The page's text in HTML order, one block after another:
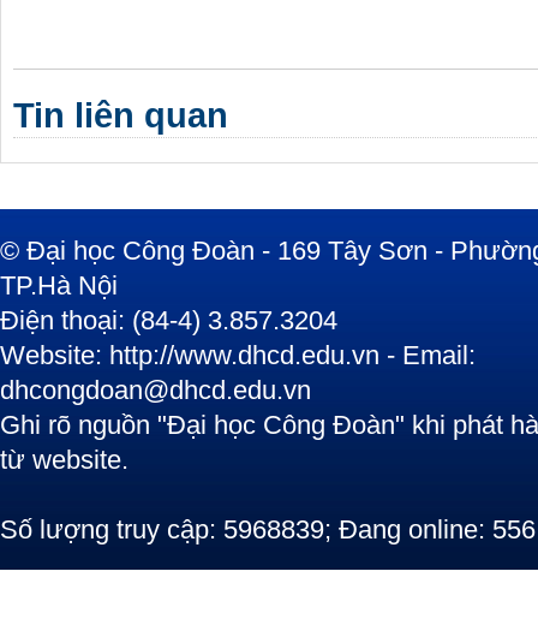
Tin liên quan
© Đại học Công Đoàn - 169 Tây Sơn -
TP.Hà Nội
Điện thoại: (84-4) 3.857.3204
Website: http://www.dhcd.edu.vn - Email:
dhcongdoan@dhcd.edu.vn
Ghi rõ nguồn "Đại học Công Đoàn" khi phát
từ website.
Số lượng truy cập: 5968839; Đang online: 556